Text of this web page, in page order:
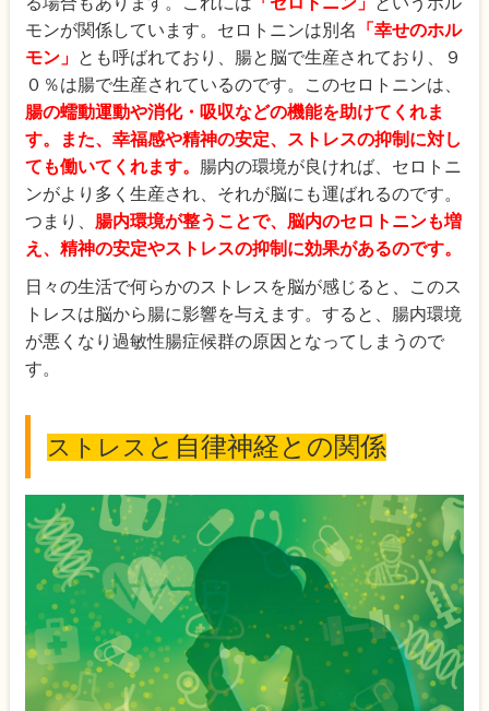
モンが関係しています。セロトニンは別名
「幸せのホル
モン」 とも呼ばれており、腸と脳で生産されており、９
０％は腸で生産されているのです。このセロトニンは、
腸の蠕動運動や消化・吸収などの機能を助けてくれま
す。また、幸福感や精神の安定、ストレスの抑制に対し
ても働いてくれます。 腸内の環境が良ければ、セロトニ
ンがより多く生産され、それが脳にも運ばれるのです。
つまり、 腸内環境が整うことで、脳内のセロトニンも増
え、精神の安定やストレスの抑制に効果があるのです。
日々の生活で何らかのストレスを脳が感じると、このス
トレスは脳から腸に影響を与えます。すると、腸内環境
が悪くなり過敏性腸症候群の原因となってしまうので
す。
ストレス と自律神経との関係